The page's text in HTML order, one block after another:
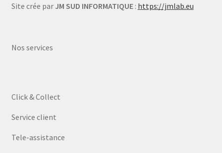
Site crée par JM SUD INFORMATIQUE: https://jmlab.eu
Nos services
Click & Collect
Service client
Tele-assistance